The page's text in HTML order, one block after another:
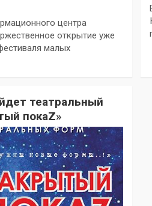
центра
открытие уже
малых
театральный
покаZ»